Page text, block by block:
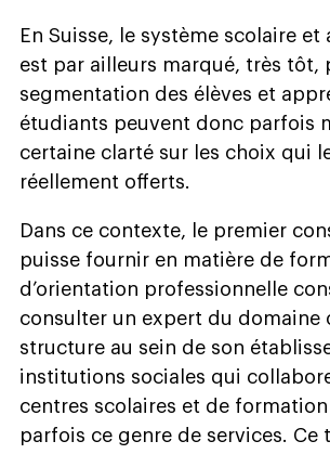
En Suisse, le système scolaire et
est par ailleurs marqué, très tôt,
segmentation des élèves et
étudiants peuvent donc parfois
certaine clarté sur les choix qui
réellement offerts.
Dans ce contexte, le premier
puisse fournir en matière de
d’orientation professionnelle
consulter un expert du domaine
structure au sein de son
institutions sociales qui
centres scolaires et de
parfois ce genre de services. Ce